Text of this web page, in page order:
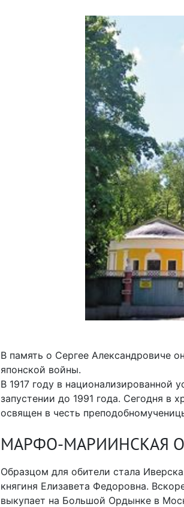
В память о Сергее Александровиче
японской войны.
В 1917 году в национализированной
запустении до 1991 года. Сегодня в
освящен в честь
МАРФО-МАРИИНСКАЯ
Образцом для обители стала
княгиня Елизавета Федоровна.
выкупает на Большой Ордынке в